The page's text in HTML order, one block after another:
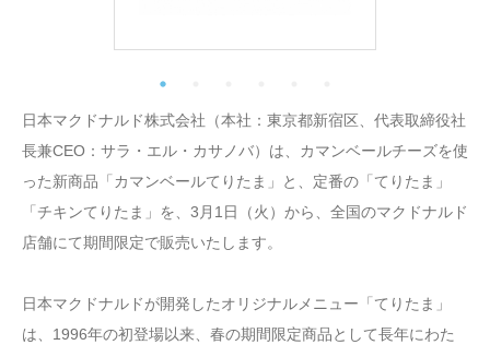
日本マクドナルド株式会社（本社：東京都新宿区、代表取締役社
長兼CEO：サラ・エル・カサノバ）は、カマンベールチーズを使
った新商品「カマンベールてりたま」と、定番の「てりたま」
「チキンてりたま」を、3月1日（火）から、全国のマクドナルド
店舗にて期間限定で販売いたします。
日本マクドナルドが開発したオリジナルメニュー「てりたま」
は、1996年の初登場以来、春の期間限定商品として長年にわた